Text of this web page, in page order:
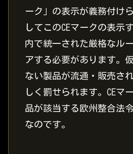
ーク」の表示が義務付け
してこのCEマークの表示
内で統一された厳格なル
アする必要があります。
ない製品が流通・販売さ
しく罰せられます。CEマ
品が該当する欧州整合法
なのです。